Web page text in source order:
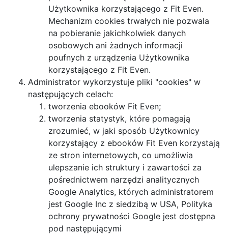
Użytkownika korzystającego z Fit Even.
Mechanizm cookies trwałych nie pozwala
na pobieranie jakichkolwiek danych
osobowych ani żadnych informacji
poufnych z urządzenia Użytkownika
korzystającego z Fit Even.
Administrator wykorzystuje pliki "cookies" w
następujących celach:
tworzenia ebooków Fit Even;
tworzenia statystyk, które pomagają
zrozumieć, w jaki sposób Użytkownicy
korzystający z ebooków Fit Even korzystają
ze stron internetowych, co umożliwia
ulepszanie ich struktury i zawartości za
pośrednictwem narzędzi analitycznych
Google Analytics, których administratorem
jest Google Inc z siedzibą w USA, Polityka
ochrony prywatności Google jest dostępna
pod następującymi